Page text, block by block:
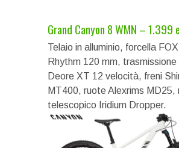
Grand Canyon 8 WMN – 1.399
Telaio in alluminio, forcella
Rhythm 120 mm, trasmissione
Deore XT 12 velocità, freni
MT400, ruote Alexrims MD25,
telescopico Iridium Dropper.